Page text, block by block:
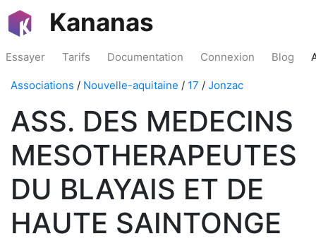
Kananas
Essayer Tarifs Documentation Connexion Blog
Associations / Nouvelle-aquitaine / 17 / Jonzac
ASS. DES MEDECINS
MESOTHERAPEUTES
DU BLAYAIS ET DE
HAUTE SAINTONGE